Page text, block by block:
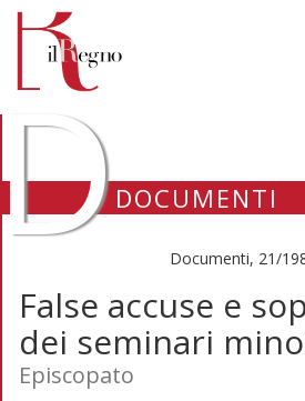
DOCUMENTI
Documenti, 21/
False accuse e
dei seminari
Episcopato